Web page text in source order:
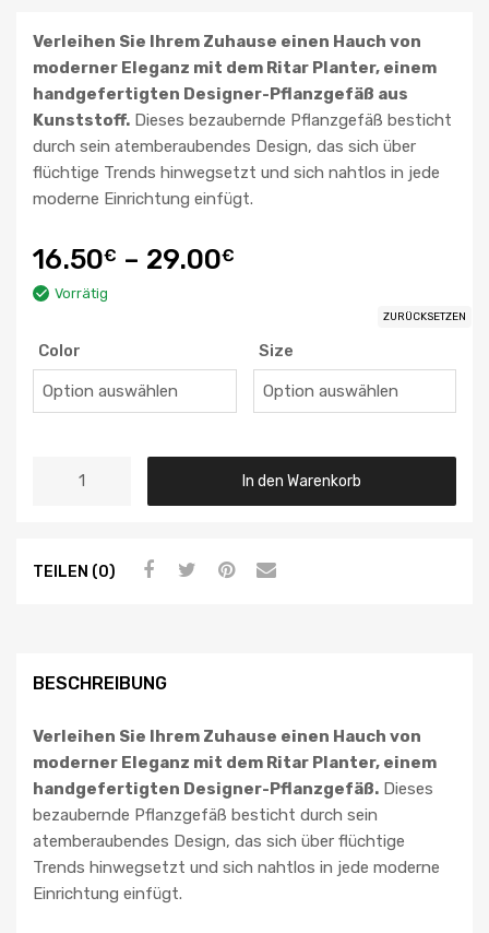
Verleihen Sie Ihrem Zuhause einen Hauch von
moderner Eleganz mit dem Ritar Planter, einem
handgefertigten Designer-Pflanzgefäß aus
Kunststoff. Dieses bezaubernde Pflanzgefäß besticht
durch sein atemberaubendes Design, das sich über
flüchtige Trends hinwegsetzt und sich nahtlos in jede
moderne Einrichtung einfügt.
16.50€ – 29.00€
Vorrätig
Color Size
ZURÜCKSETZEN
In den Warenkorb
TEILEN (0)
BESCHREIBUNG
Verleihen Sie Ihrem Zuhause einen Hauch von
moderner Eleganz mit dem Ritar Planter, einem
handgefertigten Designer-Pflanzgefäß. Dieses
bezaubernde Pflanzgefäß besticht durch sein
atemberaubendes Design, das sich über flüchtige
Trends hinwegsetzt und sich nahtlos in jede moderne
Einrichtung einfügt.